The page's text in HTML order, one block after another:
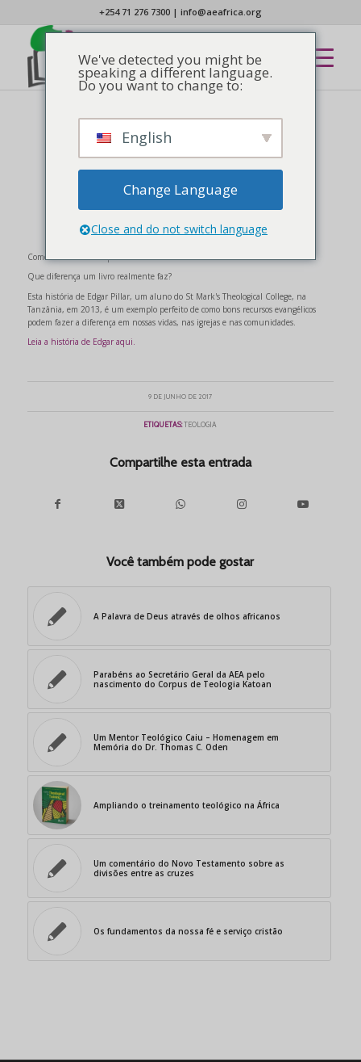
+254 71 276 7300| info@aeafrica.org
NOTÍCIAS
Como um livro faz a
diferença
Como você mede o impacto de um livro?
Que diferença um livro realmente faz?
Esta história de Edgar Pillar, um aluno do St Mark's Theological College, na
Tanzânia, em 2013, é um exemplo perfeito de como bons recursos evangélicos
podem fazer a diferença em nossas vidas, nas igrejas e nas comunidades.
Leia a história de Edgar aqui.
9 DE JUNHO DE 2017
ETIQUETAS:TEOLOGIA
Compartilhe esta entrada
Você também pode gostar
A Palavra de Deus através de olhos africanos
Parabéns ao Secretário Geral da AEA pelo
nascimento do Corpus de Teologia Katoan
Um Mentor Teológico Caiu – Homenagem em
Memória do Dr. Thomas C. Oden
Ampliando o treinamento teológico na África
Um comentário do Novo Testamento sobre as
divisões entre as cruzes
Os fundamentos da nossa fé e serviço cristão
We've detected you might be
speaking a different language.
Do you want to change to:
English
Change Language
Close and do not switch language